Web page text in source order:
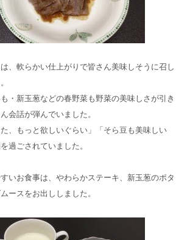
、軟らかい仕上がりで皆さん美味しそうに召し
・新玉葱などの春野菜も野菜の美味しさが引き
会話が弾んでいました。
た、もっと欲しいぐらい」「そら豆も美味しい
過ごされていました。
いお食事は、やわらかステーキ、新玉葱のポタ
ースをお出ししました。